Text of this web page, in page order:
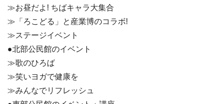
≫お昼だよ! ちばキャラ大集合
≫「ろこどる」と産業博のコラボ!
≫ステージイベント
●北部公民館のイベント
≫歌のひろば
≫笑いヨガで健康を
≫みんなでリフレッシュ